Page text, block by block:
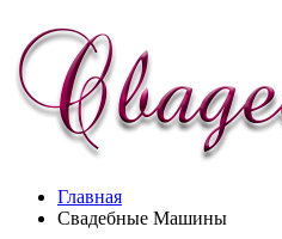
Главная
Свадебные Машины